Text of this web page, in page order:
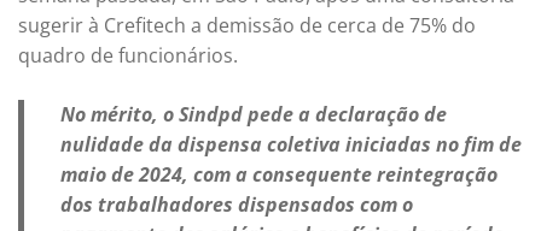
sugerir à Crefitech a demissão de cerca de 75% do
quadro de funcionários.
No mérito, o Sindpd pede a declaração de
nulidade da dispensa coletiva iniciadas no fim de
maio de 2024, com a consequente reintegração
dos trabalhadores dispensados com o